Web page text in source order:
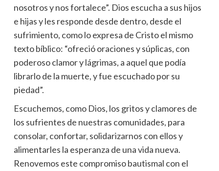
nosotros y nos fortalece”. Dios escucha a sus hijos
e hijas y les responde desde dentro, desde el
sufrimiento, como lo expresa de Cristo el mismo
texto bíblico: “ofreció oraciones y súplicas, con
poderoso clamor y lágrimas, a aquel que podía
librarlo de la muerte, y fue escuchado por su
piedad”.
Escuchemos, como Dios, los gritos y clamores de
los sufrientes de nuestras comunidades, para
consolar, confortar, solidarizarnos con ellos y
alimentarles la esperanza de una vida nueva.
Renovemos este compromiso bautismal con el